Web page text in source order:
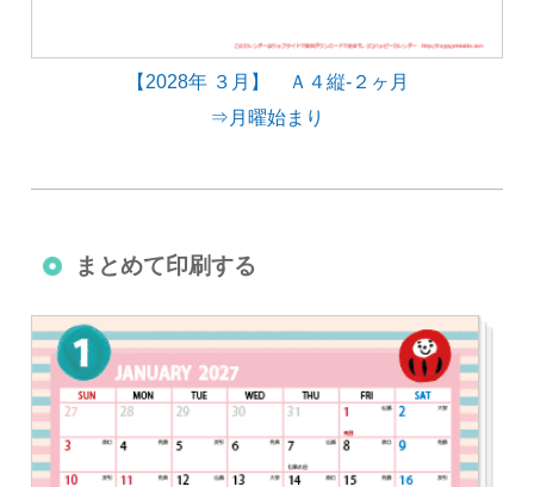
【2028年 ３月】 Ａ４縦-２ヶ月
⇒月曜始まり
まとめて印刷する